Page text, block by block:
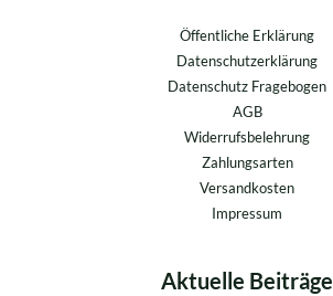
Öffentliche Erklärung
Datenschutzerklärung
Datenschutz Fragebogen
AGB
Widerrufsbelehrung
Zahlungsarten
Versandkosten
Impressum
Aktuelle Beiträge